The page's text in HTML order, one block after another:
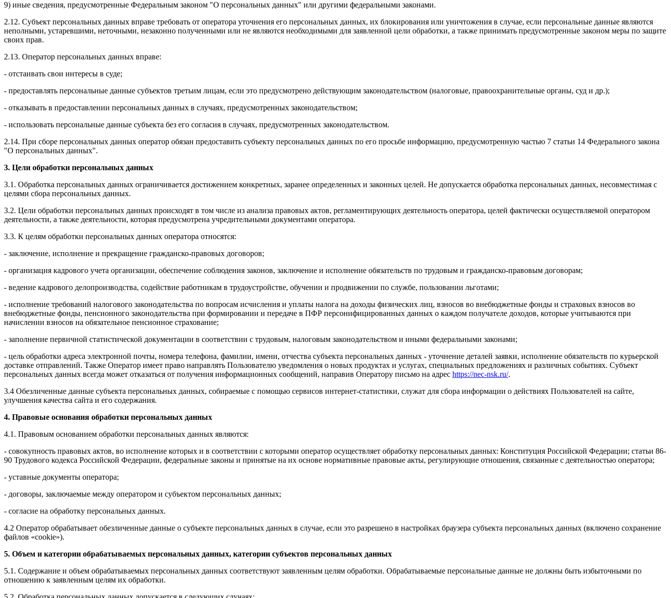
9) иные сведения, предусмотренные Федеральным законом "О персональных данных" или другими федеральными законами.
2.12. Субъект персональных данных вправе требовать от оператора уточнения его персональных данных, их блокирования или уничтожения в случае, если персональные данные являются
неполными, устаревшими, неточными, незаконно полученными или не являются необходимыми для заявленной цели обработки, а также принимать предусмотренные законом меры по защите
своих прав.
2.13. Оператор персональных данных вправе:
- отстаивать свои интересы в суде;
- предоставлять персональные данные субъектов третьим лицам, если это предусмотрено действующим законодательством (налоговые, правоохранительные органы, суд и др.);
- отказывать в предоставлении персональных данных в случаях, предусмотренных законодательством;
- использовать персональные данные субъекта без его согласия в случаях, предусмотренных законодательством.
2.14. При сборе персональных данных оператор обязан предоставить субъекту персональных данных по его просьбе информацию, предусмотренную частью 7 статьи 14 Федерального закона
"О персональных данных".
3. Цели обработки персональных данных
3.1. Обработка персональных данных ограничивается достижением конкретных, заранее определенных и законных целей. Не допускается обработка персональных данных, несовместимая с
целями сбора персональных данных.
3.2. Цели обработки персональных данных происходят в том числе из анализа правовых актов, регламентирующих деятельность оператора, целей фактически осуществляемой оператором
деятельности, а также деятельности, которая предусмотрена учредительными документами оператора.
3.3. К целям обработки персональных данных оператора относятся:
- заключение, исполнение и прекращение гражданско-правовых договоров;
- организация кадрового учета организации, обеспечение соблюдения законов, заключение и исполнение обязательств по трудовым и гражданско-правовым договорам;
- ведение кадрового делопроизводства, содействие работникам в трудоустройстве, обучении и продвижении по службе, пользовании льготами;
- исполнение требований налогового законодательства по вопросам исчисления и уплаты налога на доходы физических лиц, взносов во внебюджетные фонды и страховых взносов во
внебюджетные фонды, пенсионного законодательства при формировании и передаче в ПФР персонифицированных данных о каждом получателе доходов, которые учитываются при
начислении взносов на обязательное пенсионное страхование;
- заполнение первичной статистической документации в соответствии с трудовым, налоговым законодательством и иными федеральными законами;
- цель обработки адреса электронной почты, номера телефона, фамилии, имени, отчества субъекта персональных данных - уточнение деталей заявки, исполнение обязательств по курьерской
доставке отправлений. Также Оператор имеет право направлять Пользователю уведомления о новых продуктах и услугах, специальных предложениях и различных событиях. Субъект
персональных данных всегда может отказаться от получения информационных сообщений, направив Оператору письмо на адрес https://nec-nsk.ru/.
3.4 Обезличенные данные субъекта персональных данных, собираемые с помощью сервисов интернет-статистики, служат для сбора информации о действиях Пользователей на сайте,
улучшения качества сайта и его содержания.
4. Правовые основания обработки персональных данных
4.1. Правовым основанием обработки персональных данных являются:
- совокупность правовых актов, во исполнение которых и в соответствии с которыми оператор осуществляет обработку персональных данных: Конституция Российской Федерации; статьи 86-
90 Трудового кодекса Российской Федерации, федеральные законы и принятые на их основе нормативные правовые акты, регулирующие отношения, связанные с деятельностью оператора;
- уставные документы оператора;
- договоры, заключаемые между оператором и субъектом персональных данных;
- согласие на обработку персональных данных.
4.2 Оператор обрабатывает обезличенные данные о субъекте персональных данных в случае, если это разрешено в настройках браузера субъекта персональных данных (включено сохранение
файлов «cookie»).
5. Объем и категории обрабатываемых персональных данных, категории субъектов персональных данных
5.1. Содержание и объем обрабатываемых персональных данных соответствуют заявленным целям обработки. Обрабатываемые персональные данные не должны быть избыточными по
отношению к заявленным целям их обработки.